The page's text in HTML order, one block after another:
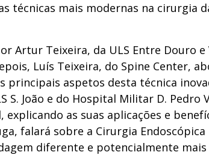
técnicas mais modernas na cirurgia
Artur Teixeira, da ULS Entre Douro e
Luís Teixeira, do Spine Center,
principais aspetos desta técnica
S. João e do Hospital Militar D. Pedro
explicando as suas aplicações e
falará sobre a Cirurgia
diferente e potencialmente